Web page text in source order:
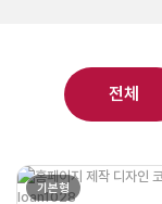
전체
기본형